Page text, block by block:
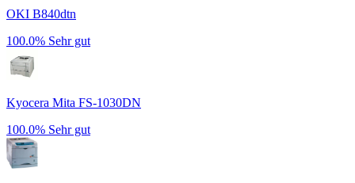
OKI B840dtn
100.0% Sehr gut
Kyocera Mita FS-1030DN
100.0% Sehr gut